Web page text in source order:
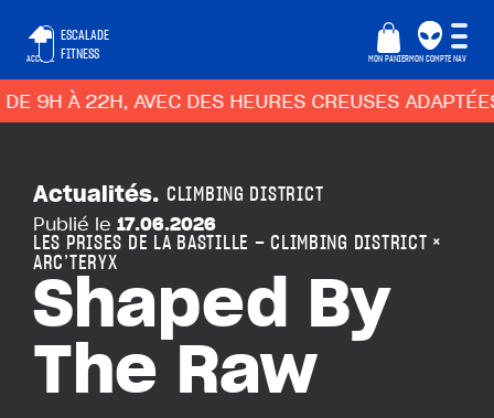
ACCUEIL
ESCALADE
FITNESS
MON PANIERMON COMPTE NAV
DES HEURES CREUSES ADAPTÉES EN
Actualités. CLIMBING DISTRICT
Publié le 17.06.2026
LES PRISES DE LA BASTILLE — CLIMBING DISTRICT ×
ARC’TERYX
Shaped By
The Raw